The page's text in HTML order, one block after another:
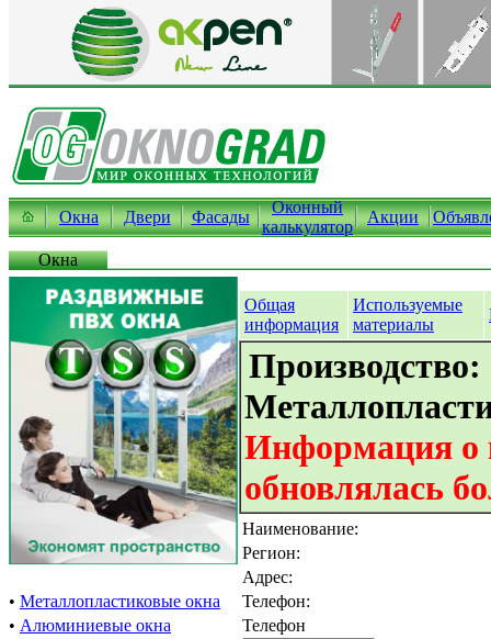
Окна Двери Фасады
Оконный
калькулятор
Акции
Окна
• Металлопластиковые окна
• Алюминиевые окна
Общая
информация
Используемые
материалы
Производство:
Информация о
обновлялась
Наименование:
Регион:
Адрес:
Телефон:
Телефон